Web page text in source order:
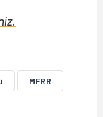
MFRR